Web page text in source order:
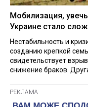
Мобилизация,
Украине стало
Нестабильность и
созданию крепкой
свидетельствует
снижение браков.